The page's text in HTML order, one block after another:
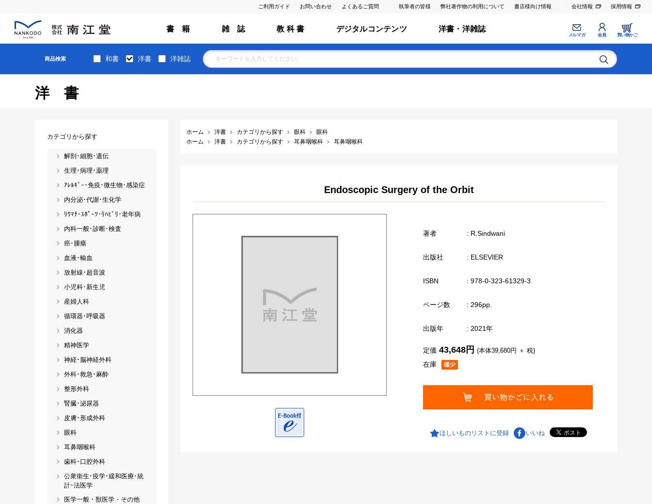
ご利用ガイド お問い合わせ よくあるご質問 執筆者の皆様 弊社著作物の利用について 書店様向け情報 会社情報 採用情報
書 籍 雑 誌 教 科 書 デジタルコンテンツ 洋書・洋雑誌
メルマガ 会員 買い物かご
商品検索 和書 洋書 洋雑誌
洋書
ホーム 洋書 カテゴリから探す 眼科
眼科
ホーム
洋書 カテゴリから探す 耳鼻咽喉科 耳鼻咽喉科
Endoscopic Surgery of the Orbit
著者 : R.Sindwani
出版社 : ELSEVIER
ISBN : 978-0-323-61329-3
ページ数 : 296pp.
出版年 : 2021年
在庫
定価 43,648円 (本体39,680円 ＋ 税)
ほしいものリストに登録 いいね
カテゴリから探す
解剖･細胞･遺伝
生理･病理･薬理
ｱﾚﾙｷﾞｰ･免疫･微生物･感染症
内分泌･代謝･生化学
ﾘｳﾏﾁ･ｽﾎﾟｰﾂ･ﾘﾊﾋﾞﾘ･老年病
内科一般･診断･検査
癌･腫瘍
血液･輸血
放射線･超音波
小児科･新生児
産婦人科
循環器･呼吸器
消化器
精神医学
神経･脳神経外科
外科･救急･麻酔
整形外科
腎臓･泌尿器
皮膚･形成外科
眼科
耳鼻咽喉科
歯科･口腔外科
公衆衛生･疫学･緩和医療･統
計･法医学
医学一般・獣医学・その他